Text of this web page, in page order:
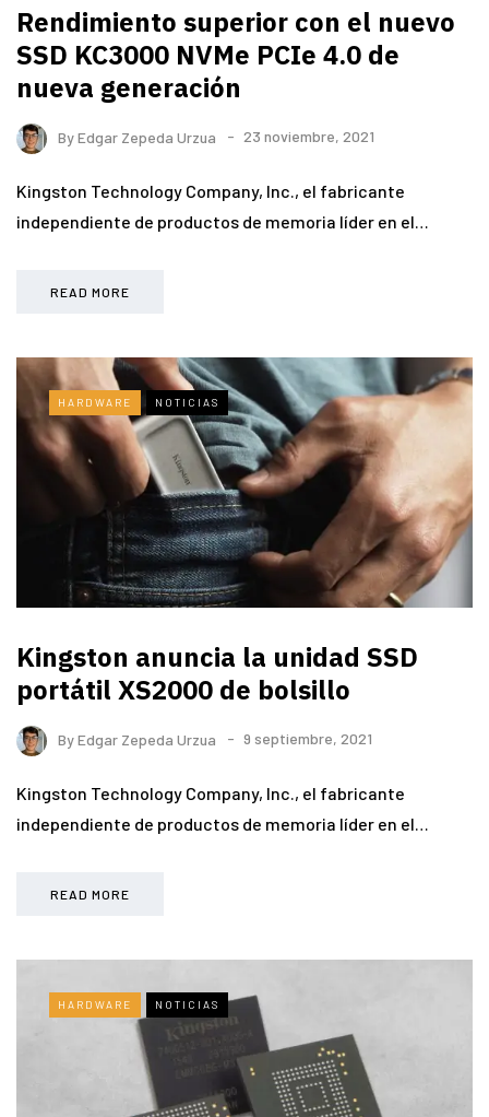
Rendimiento superior con el nuevo
SSD KC3000 NVMe PCIe 4.0 de
nueva generación
ByEdgar Zepeda Urzua 23 noviembre, 2021
Kingston Technology Company, Inc., el fabricante
independiente de productos de memoria líder en el…
READ MORE
HARDWARE NOTICIAS
Kingston anuncia la unidad SSD
portátil XS2000 de bolsillo
ByEdgar Zepeda Urzua 9 septiembre, 2021
Kingston Technology Company, Inc., el fabricante
independiente de productos de memoria líder en el…
READ MORE
HARDWARE NOTICIAS